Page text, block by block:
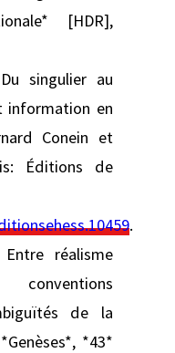
[HDR],
singulier au
information en
Conein et
Éditions de
.
réalisme
de la
*43*